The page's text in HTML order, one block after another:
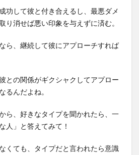
功して彼と付き合えるし、最悪ダメ
り消せば悪い印象を与えずに済む。
ら、継続して彼にアプローチすれば
との関係がギクシャクしてアプロー
るんだよね。
ら、好きなタイプを聞かれたら、一
人」と答えてみて！
くても、タイプだと言われたら意識